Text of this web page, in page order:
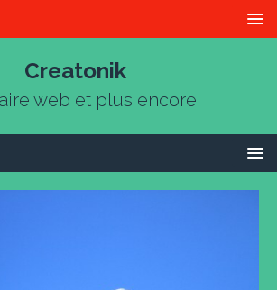
Creatonik
web et plus encore